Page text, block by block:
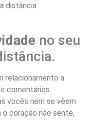
distância.
no seu
relacionamento a
comentários
vocês nem se vêem
o coração não sente,